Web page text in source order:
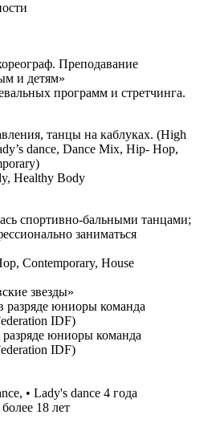
Преподавание
и детям»
программ и стретчинга.
танцы на каблуках. (High
dance, Dance Mix, Hip- Hop,
Healthy Body
спортивно-бальными танцами;
заниматься
Contemporary, House
звезды»
разряде юниоры команда
IDF)
юниоры команда
IDF)
• Lady's dance 4 года
18 лет